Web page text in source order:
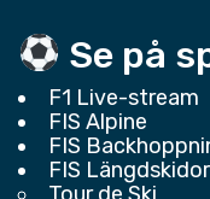
Se på
F1 Live-stream
FIS Alpine
FIS
FIS